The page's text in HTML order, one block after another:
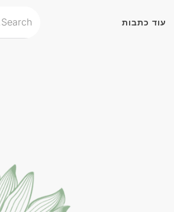
עוד כתבות